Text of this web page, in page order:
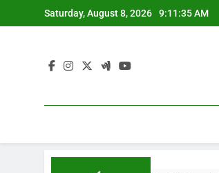
to
Saturday, August 8, 2026 9:11:36 AM